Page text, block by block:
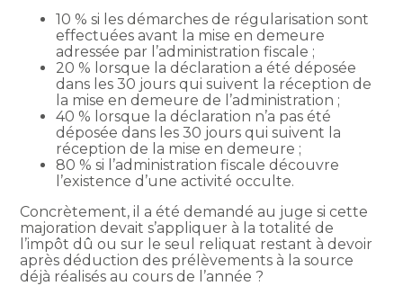
10 % si les démarches de régularisation sont
effectuées avant la mise en demeure
adressée par l’administration fiscale ;
20 % lorsque la déclaration a été déposée
dans les 30 jours qui suivent la réception de
la mise en demeure de l’administration ;
40 % lorsque la déclaration n’a pas été
déposée dans les 30 jours qui suivent la
réception de la mise en demeure ;
80 % si l’administration fiscale découvre
l’existence d’une activité occulte.
Concrètement, il a été demandé au juge si cette
majoration devait s’appliquer à la totalité de
l’impôt dû ou sur le seul reliquat restant à devoir
après déduction des prélèvements à la source
déjà réalisés au cours de l’année ?